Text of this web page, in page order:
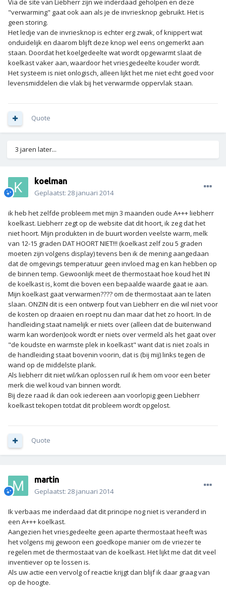
Via de site van Liebherr zijn we inderdaad geholpen en deze
"verwarming" gaat ook aan als je de invriesknop gebruikt. Het is
geen storing.
Het ledje van de invriesknop is echter erg zwak, of knippert wat
onduidelijk en daarom blijft deze knop wel eens ongemerkt aan
staan. Doordat het koelgedeelte wat wordt opgewarmt slaat de
koelkast vaker aan, waardoor het vriesgedeelte kouder wordt.
Het systeem is niet onlogisch, alleen lijkt het me niet echt goed voor
levensmiddelen die vlak bij het verwarmde oppervlak staan.
Quote
3 jaren later...
koelman
Geplaatst: 28 januari 2014
ik heb het zelfde probleem met mijn 3 maanden oude A+++ liebherr
koelkast. Liebherr zegt op de website dat dit hoort, ik zeg dat het
niet hoort. Mijn produkten in de buurt worden veelste warm, melk
van 12-15 graden DAT HOORT NIET!!! (koelkast zelf zou 5 graden
moeten zijn volgens display) tevens ben ik de mening aangedaan
dat de omgevings temperatuur geen invloed mag en kan hebben op
de binnen temp. Gewoonlijk meet de thermostaat hoe koud het IN
de koelkast is, komt die boven een bepaalde waarde gaat ie aan.
Mijn koelkast gaat verwarmen???? om de thermostaat aan te laten
slaan. ONZIN dit is een ontwerp fout van Liebherr en die wil niet voor
de kosten op draaien en roept nu dan maar dat het zo hoort. In de
handleiding staat namelijk er niets over (alleen dat de buitenwand
warm kan worden)ook wordt er niets over vermeld als het gaat over
"de koudste en warmste plek in koelkast" want dat is niet zoals in
de handleiding staat bovenin voorin, dat is (bij mij) links tegen de
wand op de middelste plank.
Als liebherr dit niet wil/kan oplossen ruil ik hem om voor een beter
merk die wel koud van binnen wordt.
Bij deze raad ik dan ook iedereen aan voorlopig geen Liebherr
koelkast tekopen totdat dit probleem wordt opgelost.
Quote
martin
Geplaatst: 28 januari 2014
Ik verbaas me inderdaad dat dit principe nog niet is veranderd in
een A+++ koelkast.
Aangezien het vriesgedeelte geen aparte thermostaat heeft was
het volgens mij gewoon een goedkope manier om de vriezer te
regelen met de thermostaat van de koelkast. Het lijkt me dat dit veel
inventiever op te lossen is.
Als uw actie een vervolg of reactie krijgt dan blijf ik daar graag van
op de hoogte.